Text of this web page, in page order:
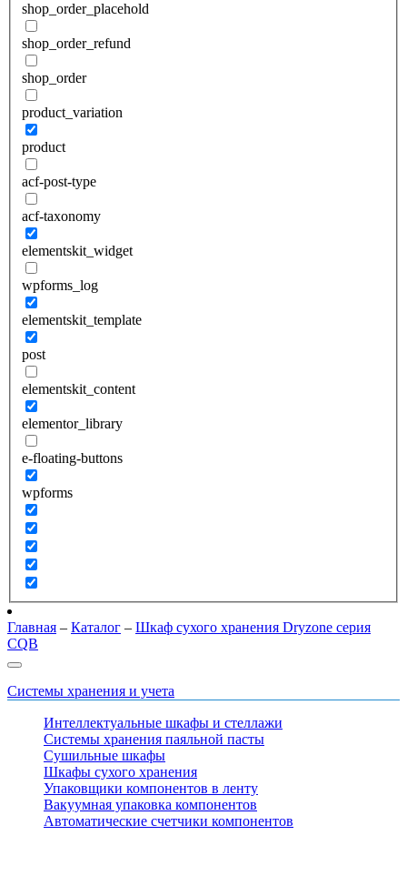
shop_order_placehold
shop_order_refund
shop_order
product_variation
product
acf-post-type
acf-taxonomy
elementskit_widget
wpforms_log
elementskit_template
post
elementskit_content
elementor_library
e-floating-buttons
wpforms
Главная – Каталог – Шкаф сухого хранения Dryzone серия
CQB
Системы хранения и учета
Интеллектуальные шкафы и стеллажи
Системы хранения паяльной пасты
Сушильные шкафы
Шкафы сухого хранения
Упаковщики компонентов в ленту
Вакуумная упаковка компонентов
Автоматические счетчики компонентов